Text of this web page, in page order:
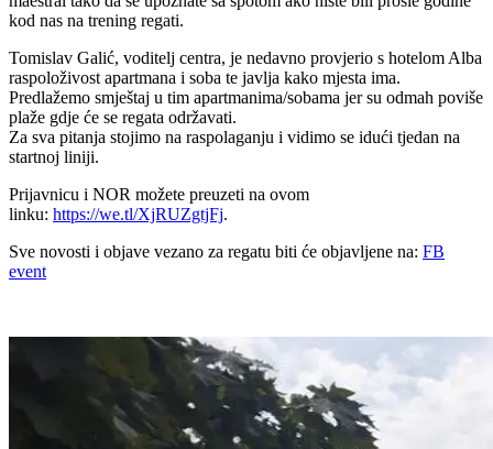
kod nas na trening regati.
Tomislav Galić, voditelj centra, je nedavno provjerio s hotelom Alba
raspoloživost apartmana i soba te javlja kako mjesta ima.
Predlažemo smještaj u tim apartmanima/sobama jer su odmah poviše
plaže gdje će se regata održavati.
Za sva pitanja stojimo na raspolaganju i vidimo se idući tjedan na
startnoj liniji.
Prijavnicu i NOR možete preuzeti na ovom
linku: https://we.tl/XjRUZgtjFj.
Sve novosti i objave vezano za regatu biti će objavljene na: FB
event